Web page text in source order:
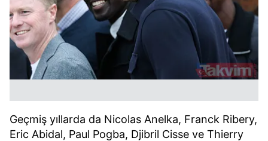
Geçmiş yıllarda da Nicolas Anelka, Franck Ribery,
Eric Abidal, Paul Pogba, Djibril Cisse ve Thierry